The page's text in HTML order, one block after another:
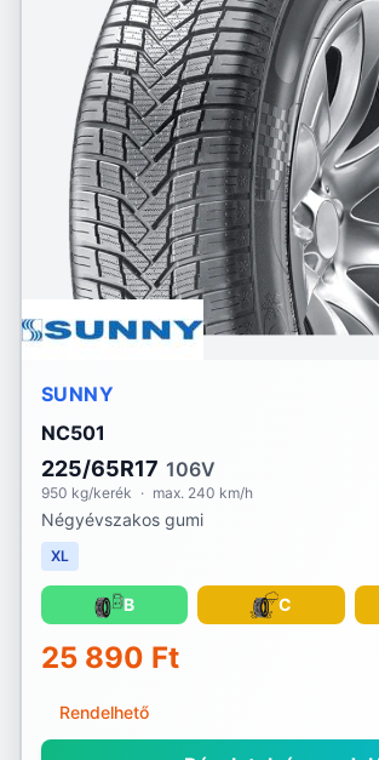
SUNNY
NC501
225/65R17 106V
950 kg/kerék · max. 240 km/h
Négyévszakos gumi
XL
B C
25 890 Ft
Rendelhető